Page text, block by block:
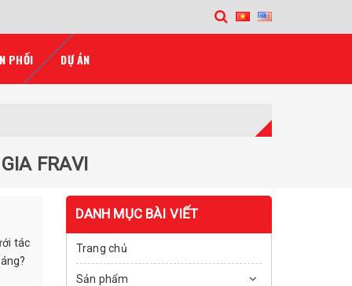
PHỐI DỰ ÁN
FRAVI
tác
DANH MỤC BÀI VIẾT
Trang chủ
Sản phẩm